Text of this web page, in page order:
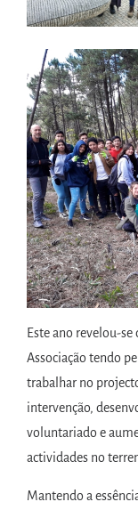
Este ano revelou-
Associação tendo
trabalhar no
intervenção,
voluntariado e
actividades no
Mantendo a